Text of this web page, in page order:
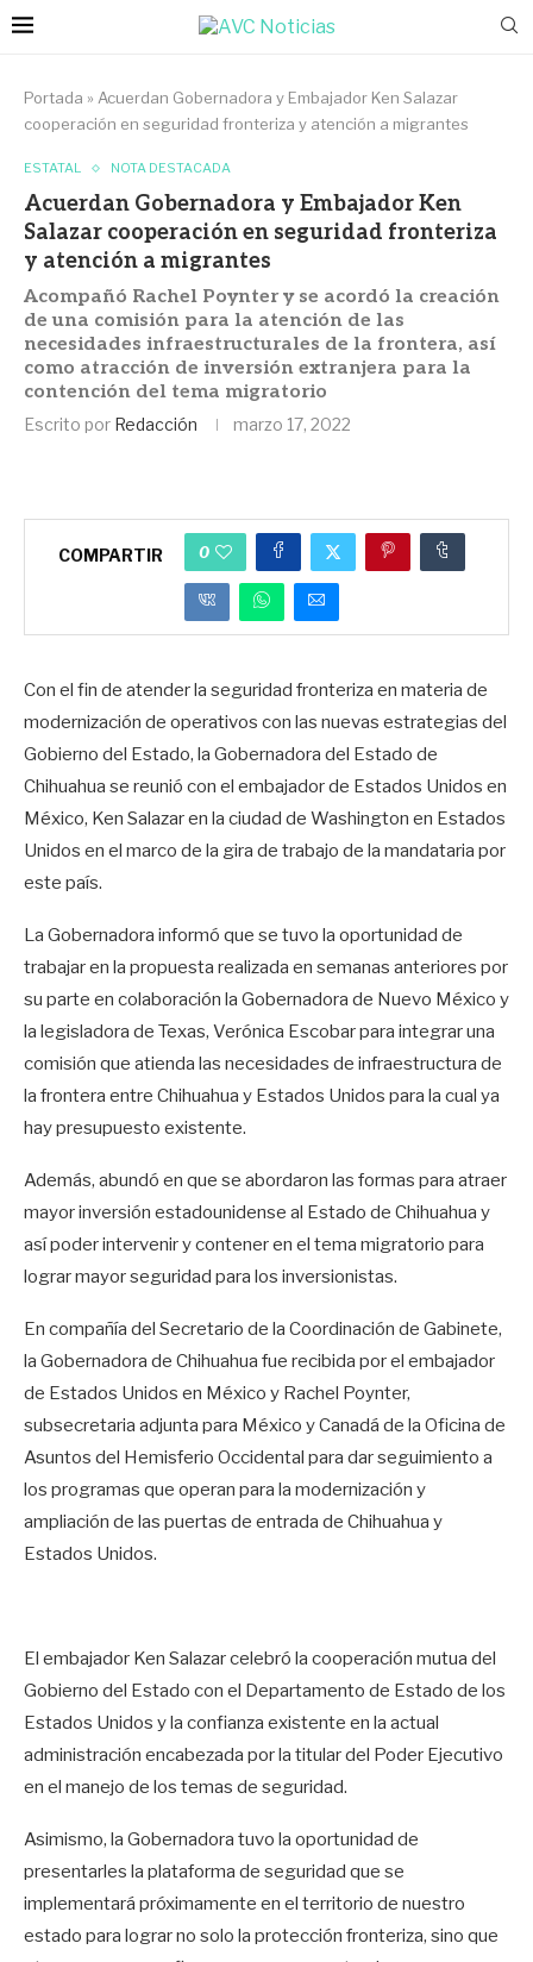
Portada » Acuerdan Gobernadora y Embajador Ken Salazar
cooperación en seguridad fronteriza y atención a migrantes
ESTATAL NOTA DESTACADA
Acuerdan Gobernadora y Embajador Ken
Salazar cooperación en seguridad fronteriza
y atención a migrantes
Acompañó Rachel Poynter y se acordó la creación
de una comisión para la atención de las
necesidades infraestructurales de la frontera, así
como atracción de inversión extranjera para la
contención del tema migratorio
Escrito por Redacción marzo 17, 2022
COMPARTIR 0
Con el fin de atender la seguridad fronteriza en materia de
modernización de operativos con las nuevas estrategias del
Gobierno del Estado, la Gobernadora del Estado de
Chihuahua se reunió con el embajador de Estados Unidos en
México, Ken Salazar en la ciudad de Washington en Estados
Unidos en el marco de la gira de trabajo de la mandataria por
este país.
La Gobernadora informó que se tuvo la oportunidad de
trabajar en la propuesta realizada en semanas anteriores por
su parte en colaboración la Gobernadora de Nuevo México y
la legisladora de Texas, Verónica Escobar para integrar una
comisión que atienda las necesidades de infraestructura de
la frontera entre Chihuahua y Estados Unidos para la cual ya
hay presupuesto existente.
Además, abundó en que se abordaron las formas para atraer
mayor inversión estadounidense al Estado de Chihuahua y
así poder intervenir y contener en el tema migratorio para
lograr mayor seguridad para los inversionistas.
En compañía del Secretario de la Coordinación de Gabinete,
la Gobernadora de Chihuahua fue recibida por el embajador
de Estados Unidos en México y Rachel Poynter,
subsecretaria adjunta para México y Canadá de la Oficina de
Asuntos del Hemisferio Occidental para dar seguimiento a
los programas que operan para la modernización y
ampliación de las puertas de entrada de Chihuahua y
Estados Unidos.
El embajador Ken Salazar celebró la cooperación mutua del
Gobierno del Estado con el Departamento de Estado de los
Estados Unidos y la confianza existente en la actual
administración encabezada por la titular del Poder Ejecutivo
en el manejo de los temas de seguridad.
Asimismo, la Gobernadora tuvo la oportunidad de
presentarles la plataforma de seguridad que se
implementará próximamente en el territorio de nuestro
estado para lograr no solo la protección fronteriza, sino que